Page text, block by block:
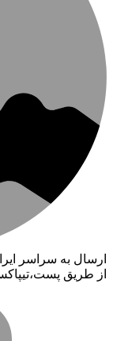
ارسال به سراسر
از طریق